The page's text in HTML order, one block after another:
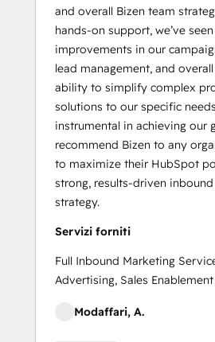
and overall Bizen team
hands-on support, we’ve
improvements in our
lead management, and
ability to simplify complex
solutions to our specific
instrumental in achieving our
recommend Bizen to any
to maximize their HubSpot
strong, results-driven
strategy.
Servizi forniti
Full Inbound Marketing
Advertising, Sales
Modaffari, A.